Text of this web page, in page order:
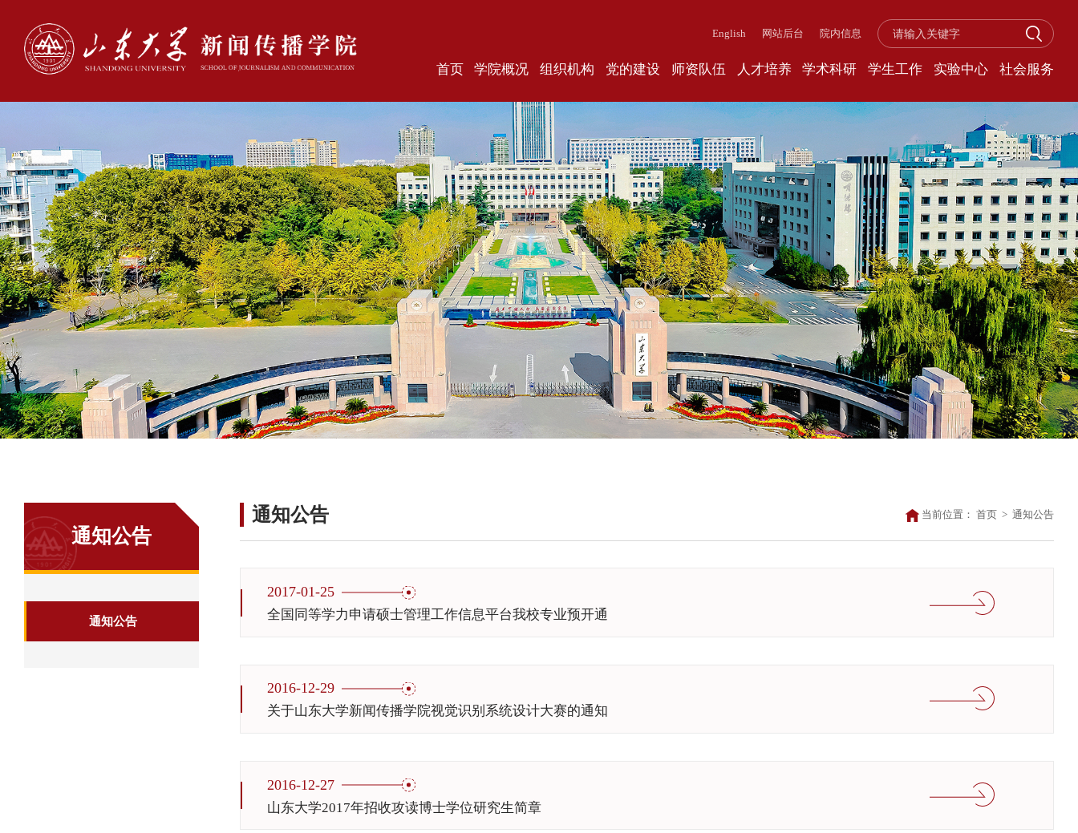
English 网站后台 院内信息
首页 学院概况 组织机构 党的建设 师资队伍 人才培养 学术科研 学生工作 实验中心 社会服务
通知公告
通知公告
通知公告 当前位置： 首页 > 通知公告
2017-01-25
全国同等学力申请硕士管理工作信息平台我校专业预开通
2016-12-29
关于山东大学新闻传播学院视觉识别系统设计大赛的通知
2016-12-27
山东大学2017年招收攻读博士学位研究生简章